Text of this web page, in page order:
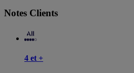
Notes Clients
4 et +